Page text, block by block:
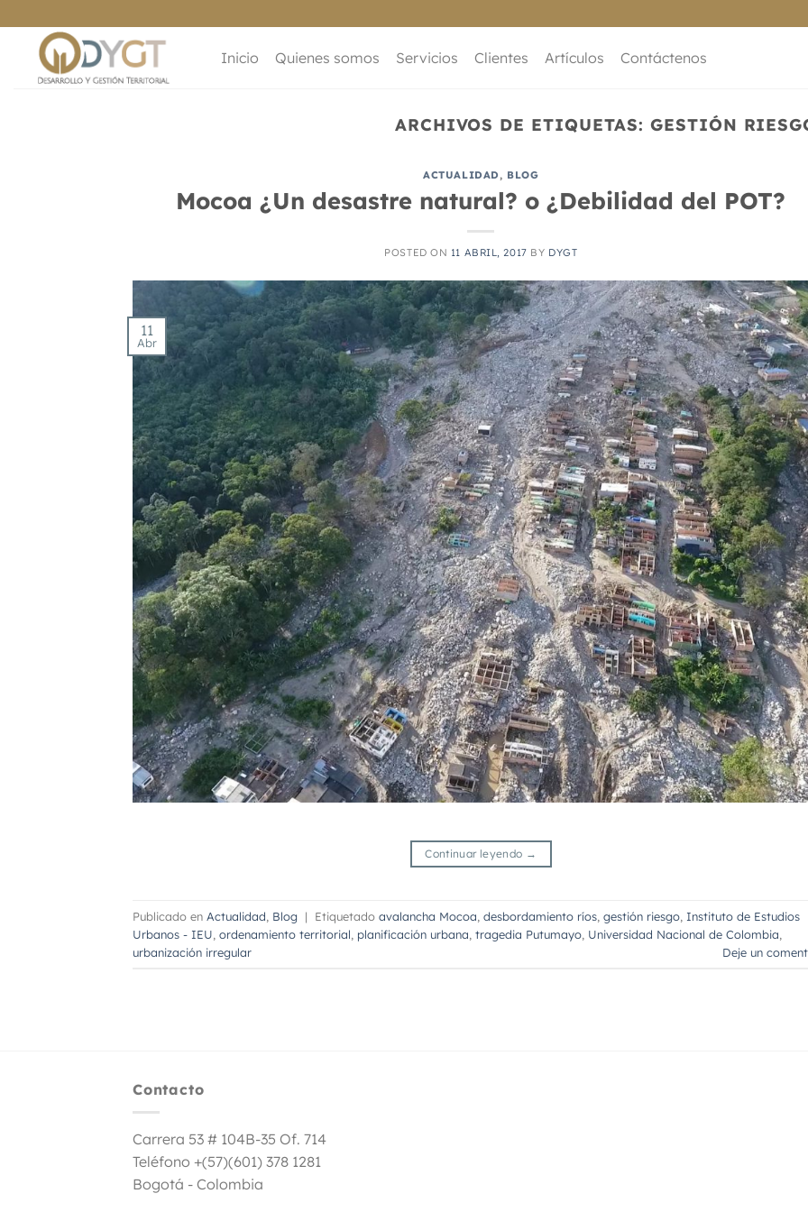
al
contenido
Inicio Quienes somos Servicios Clientes Artículos Contáctenos
ARCHIVOS DE ETIQUETAS:GESTIÓN
ACTUALIDAD, BLOG
Mocoa ¿Un desastre natural? o ¿Debilidad del POT?
POSTED ON 11 ABRIL, 2017 BY DYGT
11
Abr
Continuar leyendo →
Publicado en Actualidad Blog | Etiquetado avalancha Mocoa desbordamiento ríos gestión riesgo Instituto de Estudios
Urbanos - IEU ordenamiento territorial planificación urbana tragedia Putumayo Universidad Nacional de Colombia
urbanización irregular
Deje un
Contacto
Carrera 53 # 104B-35 Of. 714
Teléfono +(57)(601) 378 1281
Bogotá - Colombia